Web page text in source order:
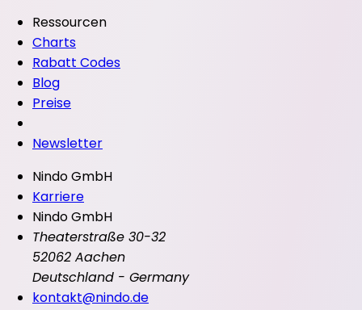
Ressourcen
Charts
Rabatt Codes
Blog
Preise
Newsletter
Nindo GmbH
Karriere
Nindo GmbH
Theaterstraße 30-32
52062 Aachen
Deutschland - Germany
kontakt@nindo.de